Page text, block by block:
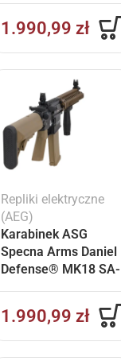
1.990,99 zł
Repliki elektryczne
(AEG)
Karabinek ASG
Specna Arms Daniel
Defense® MK18 SA-
Aster II ETU Chaos
Bronze
1.990,99 zł